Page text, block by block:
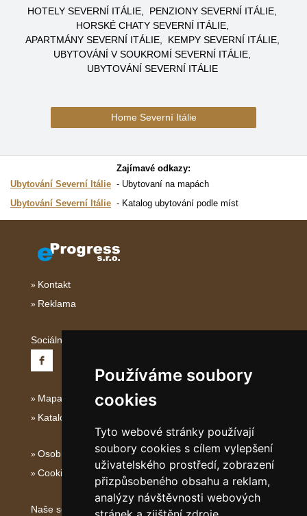
Používáme soubory
cookies
Tyto webové stránky používají
soubory cookies s cílem vylepšení
uživatelského prostředí, zobrazení
přizpůsobeného obsahu a reklam,
analýzy návštěvnosti webových
HOTELY SEVERNÍ ITÁLIE
PENZIONY SEVERNÍ ITÁLIE
HORSKÉ CHATY SEVERNÍ ITÁLIE
APARTMÁNY SEVERNÍ ITÁLIE
KEMPY SEVERNÍ ITÁLIE
UBYTOVÁNÍ V SOUKROMÍ SEVERNÍ ITÁLIE
UBYTOVÁNÍ SEVERNÍ ITÁLIE
Home Severní Itálie
Zajímavé odkazy:
Ubytování Severní Itálie
Ubytovaní na mapách
Ubytování Severní Itálie
Katalog ubytování podle míst
Kontakt
Reklama
Sociální sítě:
Mapa serveru Severní Itálie
Katalog ubytování
Osobní údaje
Cookies
Naše servery: